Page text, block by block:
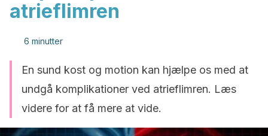
atrieflimren
6 minutter
En sund kost og motion kan hjælpe os med at
undgå komplikationer ved atrieflimren. Læs
videre for at få mere at vide.